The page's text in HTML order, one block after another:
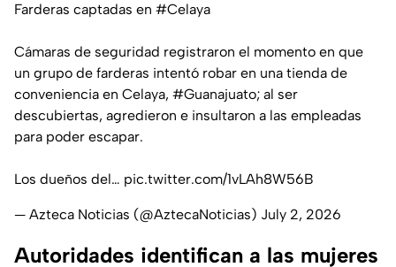
Farderas captadas en #Celaya
Cámaras de seguridad registraron el momento en que
un grupo de farderas intentó robar en una tienda de
conveniencia en Celaya, #Guanajuato; al ser
descubiertas, agredieron e insultaron a las empleadas
para poder escapar.
Los dueños del… pic.twitter.com/1vLAh8W56B
— Azteca Noticias (@AztecaNoticias) July 2, 2026
Autoridades identifican a las mujeres